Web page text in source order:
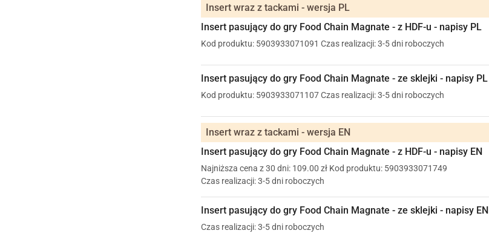
Insert wraz z tackami - wersja PL
Insert pasujący do gry Food Chain Magnate - z HDF-u - napisy PL
Kod produktu: 5903933071091 Czas realizacji: 3-5 dni roboczych
Insert pasujący do gry Food Chain Magnate - ze sklejki - napisy PL
Kod produktu: 5903933071107Czas realizacji: 3-5 dni roboczych
Insert wraz z tackami - wersja EN
Insert pasujący do gry Food Chain Magnate - z HDF-u - napisy EN
Najniższa cena z 30 dni: 109.00 zł Kod produktu: 5903933071749
Czas realizacji: 3-5 dni roboczych
Insert pasujący do gry Food Chain Magnate - ze sklejki - napisy EN
Czas realizacji: 3-5 dni roboczych